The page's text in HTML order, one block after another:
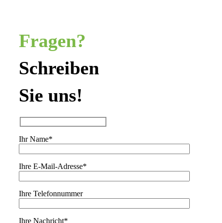
Fragen?
Schreiben
Sie uns!
Ihr Name*
Ihre E-Mail-Adresse*
Ihre Telefonnummer
Ihre Nachricht*